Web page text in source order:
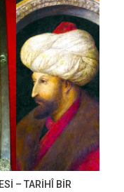
– TARİHÎ BİR